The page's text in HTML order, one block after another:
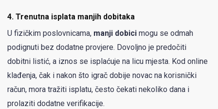
4. Trenutna isplata manjih dobitaka
U fizičkim poslovnicama, manji dobici mogu se odmah
podignuti bez dodatne provjere. Dovoljno je predočiti
dobitni listić, a iznos se isplaćuje na licu mjesta. Kod online
klađenja, čak i nakon što igrač dobije novac na korisnički
račun, mora tražiti isplatu, često čekati nekoliko dana i
prolaziti dodatne verifikacije.